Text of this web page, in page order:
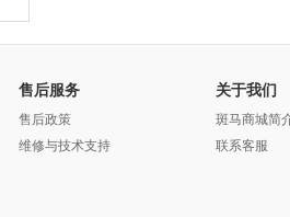
售后服务
售后政策
维修与技术支持
关于我们
斑马商城简
联系客服